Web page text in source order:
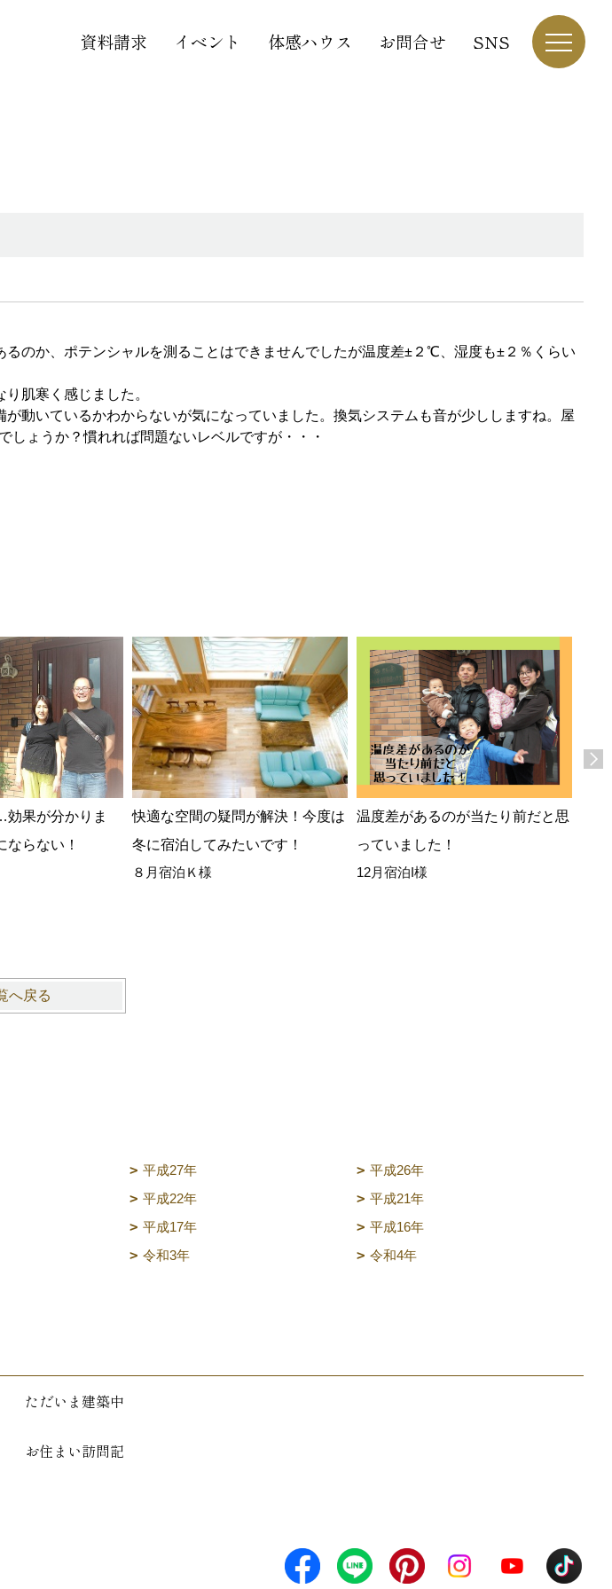
資料請求 イベント 体感ハウス お問合せ SNS
のか、ポテンシャルを測ることはできませんでしたが温度差±２℃、湿度も±２％くらい
肌寒く感じました。
動いているかわからないが気になっていました。換気システムも音が少ししますね。屋
しょうか？慣れれば問題ないレベルですが・・・
果が分かりま
ならない！
快適な空間の疑問が解決！今度は
冬に宿泊してみたいです！
８月宿泊Ｋ様
温度差があるのが当たり前だと思
っていました！
12月宿泊I様
へ戻る
平成27年
平成26年
平成22年
平成21年
平成17年
平成16年
令和3年 令和4年
ただいま建築中
お住まい訪問記